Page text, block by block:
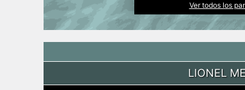
Ver todos los
LIONEL